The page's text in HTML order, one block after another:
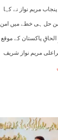
مریم نواز نے کہا
حل ہی خطے میں امن
پاکستان کے موقع
مریم نواز شریف